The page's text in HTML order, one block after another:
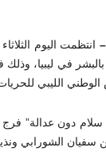
في ليبيا،
الليبي
سلام دون عدالة”
سفيان الشورابي